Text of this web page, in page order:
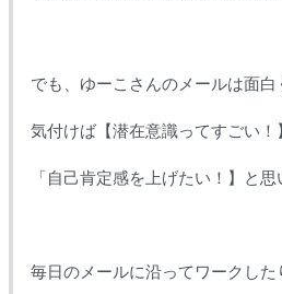
でも、ゆーこさんのメールは面
気付けば【潜在意識ってすごい！
「自己肯定感を上げたい！】と思
毎日のメールに沿ってワークした